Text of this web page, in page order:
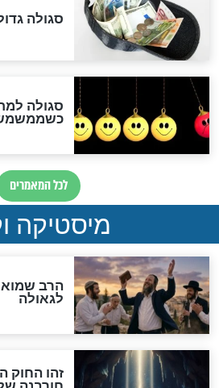
אחרית
האם אפשר
מה יהיה
"לפני הגאולה
והכחשה
האמונה"